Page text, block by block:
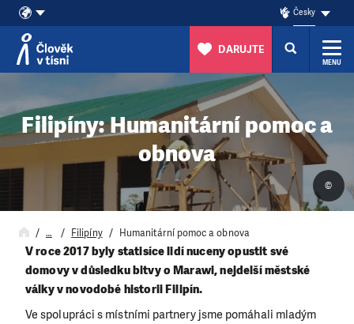
Česky
DARUJTE
MENU
Filipíny: Humanitární pomoc a
obnova
©
… Filipíny Humanitární pomoc a obnova
V roce 2017 byly statisíce lidí nuceny opustit své
domovy v důsledku bitvy o Marawi, nejdelší městské
války v novodobé historii Filipín.
Ve spolupráci s místními partnery jsme pomáhali mladým